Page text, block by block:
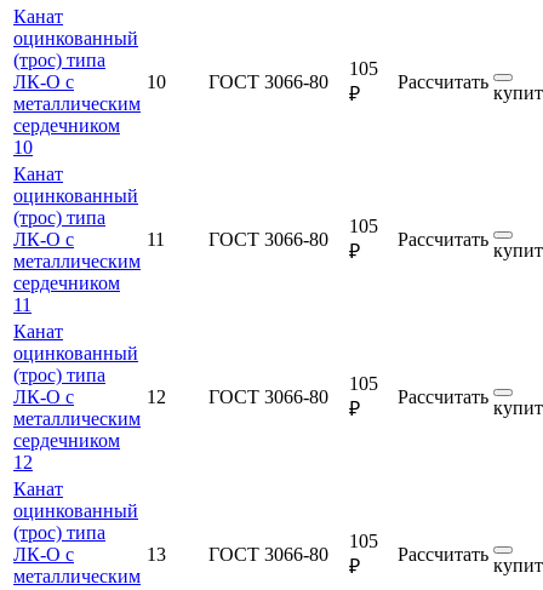
Канат
оцинкованный
(трос) типа
ЛК-О с
металлическим
сердечником
10
10 ГОСТ 3066-80
105
₽
Рассчитать
Канат
оцинкованный
(трос) типа
ЛК-О с
металлическим
сердечником
11
11 ГОСТ 3066-80
105
₽
Рассчитать
Канат
оцинкованный
(трос) типа
ЛК-О с
металлическим
сердечником
12
12 ГОСТ 3066-80
105
₽
Рассчитать
Канат
оцинкованный
(трос) типа
ЛК-О с
металлическим
13 ГОСТ 3066-80
105
₽
Рассчитать